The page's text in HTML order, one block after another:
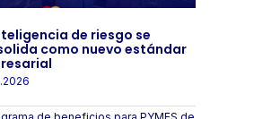
de riesgo se
como nuevo estándar